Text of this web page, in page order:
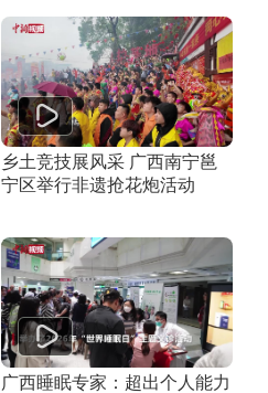
乡土竞技展风采 广西南宁邕
宁区举行非遗抢花炮活动
广西睡眠专家：超出个人能力